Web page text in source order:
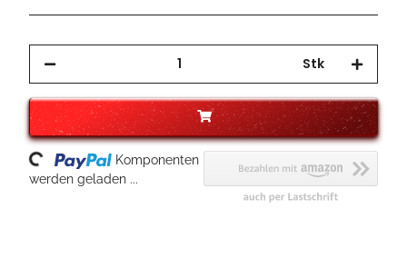
Stk
Komponenten
werden geladen ...